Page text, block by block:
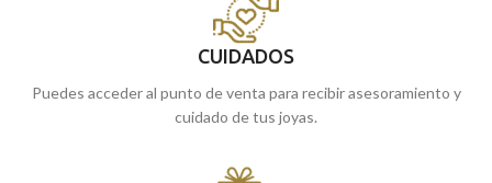
CUIDADOS
Puedes acceder al punto de venta para recibir asesoramiento y
cuidado de tus joyas.